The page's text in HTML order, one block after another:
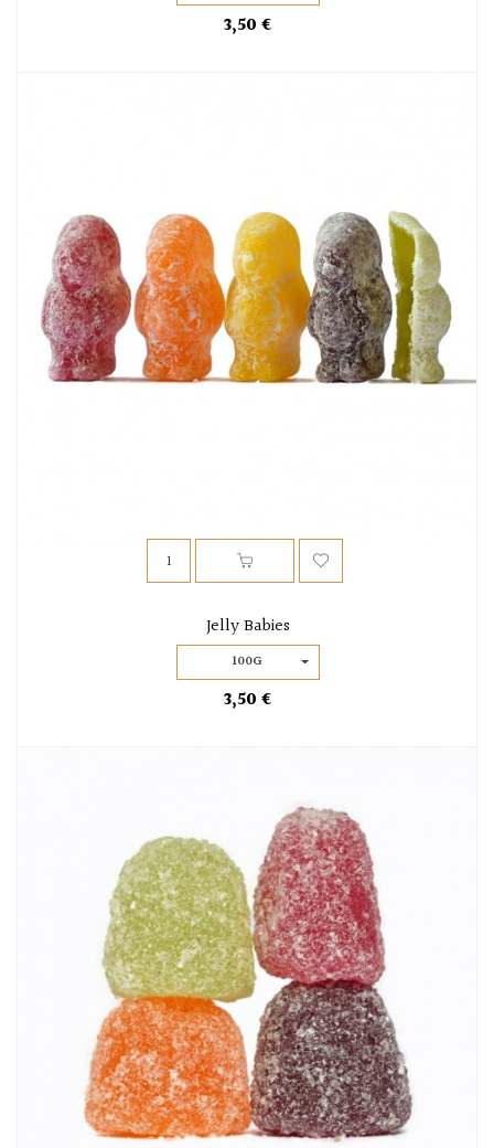
3,50 €
Jelly Babies
100G
3,50 €